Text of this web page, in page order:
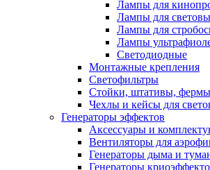
Лампы для
Лампы для
Лампы для
Лампы
Светодиодные
Монтажные крепления
Светофильтры
Стойки, штативы, фермы
Чехлы и кейсы для
Генераторы эффектов
Аксессуары и
Вентиляторы для
Генераторы дыма и
Генераторы